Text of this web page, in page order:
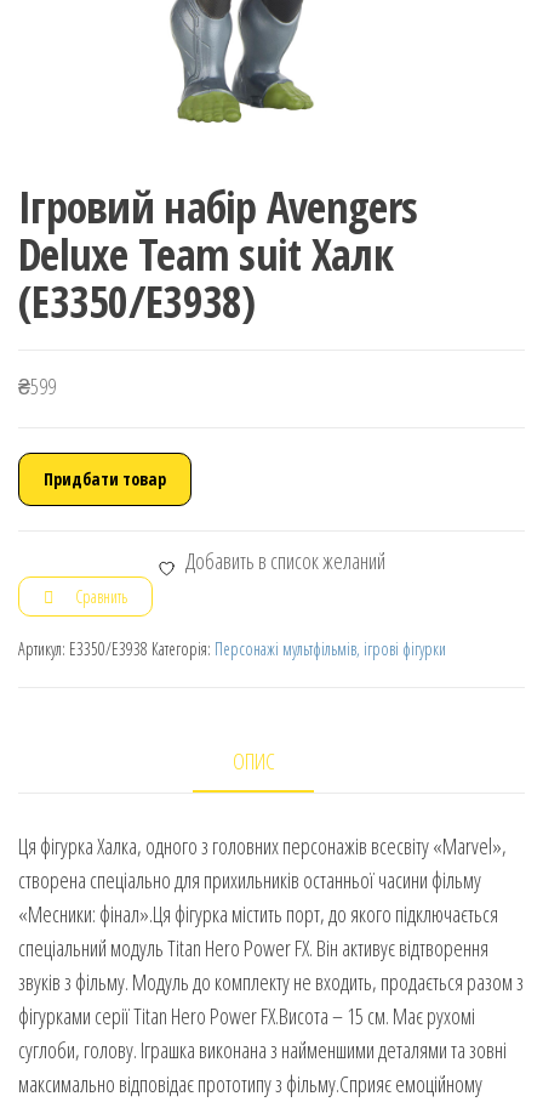
Ігровий набір Avengers
Deluxe Team suit Халк
(E3350/E3938)
₴599
Придбати товар
Добавить в список желаний
Сравнить
Артикул: E3350/E3938 Категорія: Персонажі мультфільмів, ігрові фігурки
ОПИС
Ця фігурка Халка, одного з головних персонажів всесвіту «Marvel»,
створена спеціально для прихильників останньої часини фільму
«Месники: фінал».Ця фігурка містить порт, до якого підключається
спеціальний модуль Titan Hero Power FX. Він активує відтворення
звуків з фільму. Модуль до комплекту не входить, продається разом з
фігурками серії Titan Hero Power FX.Висота – 15 см. Має рухомі
суглоби, голову. Іграшка виконана з найменшими деталями та зовні
максимально відповідає прототипу з фільму.Сприяє емоційному